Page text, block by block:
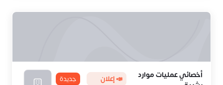
أخصائي عمليات موارد
📣 إعلان جديدة